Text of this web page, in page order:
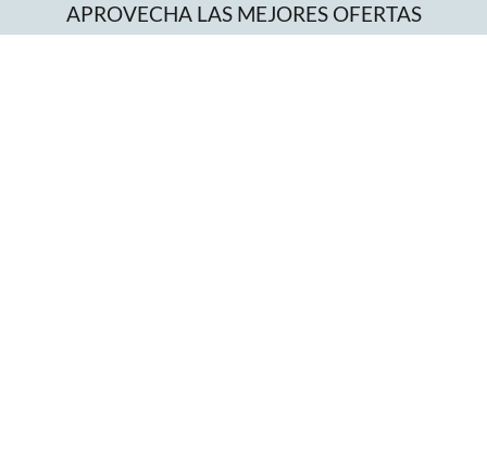
APROVECHA LAS MEJORES OFERTAS